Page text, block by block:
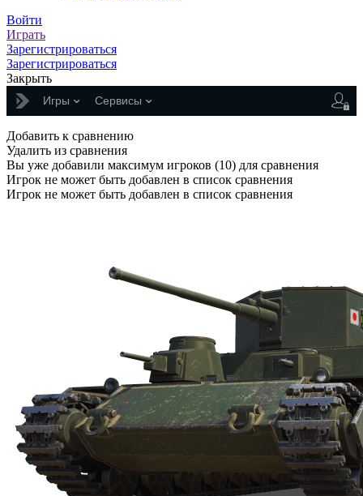
Войти
Играть
Зарегистрироваться
Зарегистрироваться
Закрыть
Игры Сервисы
Добавить к сравнению
Удалить из сравнения
Вы уже добавили максимум игроков (10) для сравнения
Игрок не может быть добавлен в список сравнения
Игрок не может быть добавлен в список сравнения